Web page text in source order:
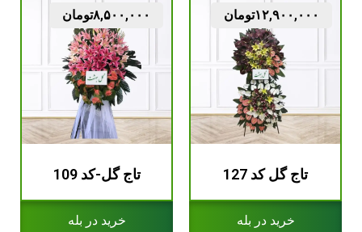
تاج گل کد 127
۱۲,۹۰۰,۰۰۰تومان
خرید در بله
تاج گل-کد 109
۸,۵۰۰,۰۰۰تومان
خرید در بله